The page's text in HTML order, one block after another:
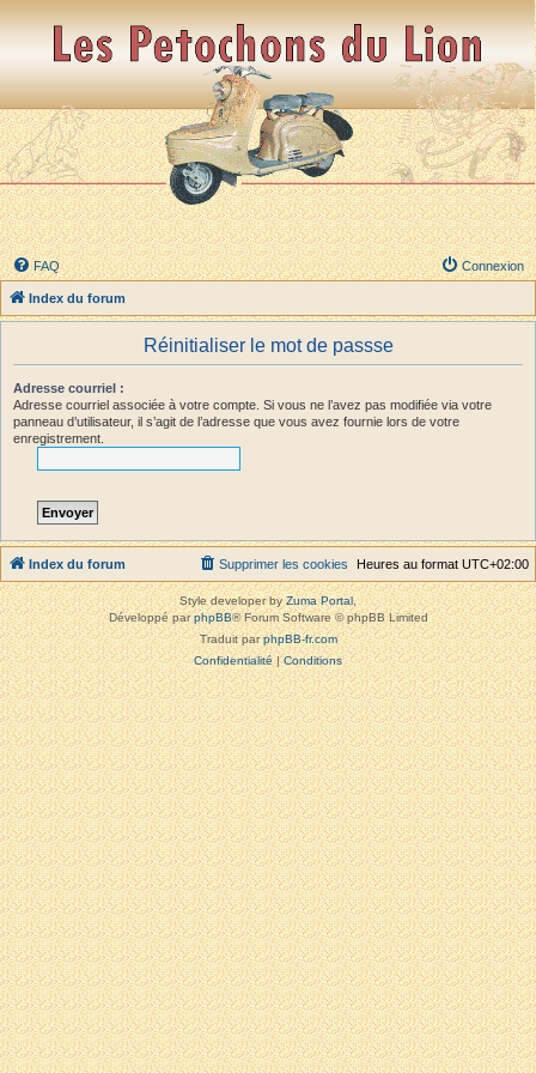
FAQ Connexion
Index du forum
Réinitialiser le mot de passse
Adresse courriel :
Adresse courriel associée à votre compte. Si vous ne l’avez pas modifiée via votre
panneau d’utilisateur, il s’agit de l’adresse que vous avez fournie lors de votre
enregistrement.
Index du forum Heures au format UTC+02:00
Supprimer les cookies
Style developer byZuma Portal,
Développé parphpBB® Forum Software © phpBB Limited
Traduit parphpBB-fr.com
Confidentialité|Conditions